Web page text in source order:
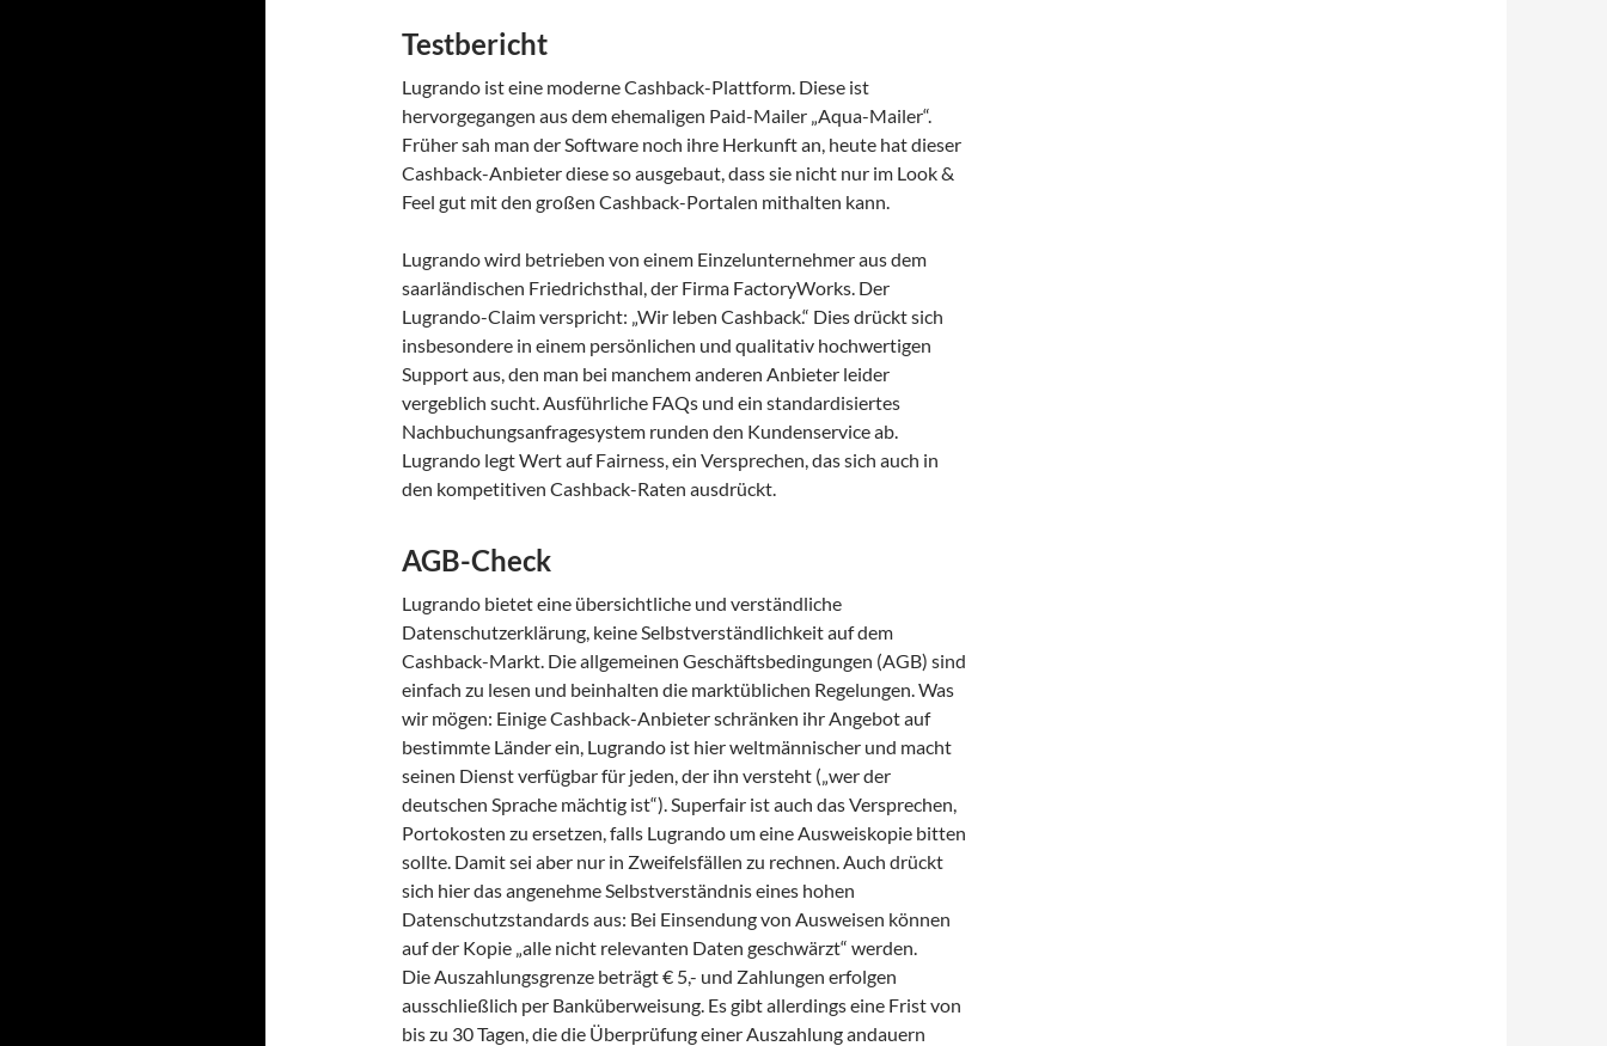
Testbericht
Lugrando ist eine moderne Cashback-Plattform. Diese ist
hervorgegangen aus dem ehemaligen Paid-Mailer „Aqua-Mailer“.
Früher sah man der Software noch ihre Herkunft an, heute hat dieser
Cashback-Anbieter diese so ausgebaut, dass sie nicht nur im Look &
Feel gut mit den großen Cashback-Portalen mithalten kann.
Lugrando wird betrieben von einem Einzelunternehmer aus dem
saarländischen Friedrichsthal, der Firma FactoryWorks. Der
Lugrando-Claim verspricht: „Wir leben Cashback.“ Dies drückt sich
insbesondere in einem persönlichen und qualitativ hochwertigen
Support aus, den man bei manchem anderen Anbieter leider
vergeblich sucht. Ausführliche FAQs und ein standardisiertes
Nachbuchungsanfragesystem runden den Kundenservice ab.
Lugrando legt Wert auf Fairness, ein Versprechen, das sich auch in
den kompetitiven Cashback-Raten ausdrückt.
AGB-Check
Lugrando bietet eine übersichtliche und verständliche
Datenschutzerklärung, keine Selbstverständlichkeit auf dem
Cashback-Markt. Die allgemeinen Geschäftsbedingungen (AGB) sind
einfach zu lesen und beinhalten die marktüblichen Regelungen. Was
wir mögen: Einige Cashback-Anbieter schränken ihr Angebot auf
bestimmte Länder ein, Lugrando ist hier weltmännischer und macht
seinen Dienst verfügbar für jeden, der ihn versteht („wer der
deutschen Sprache mächtig ist“). Superfair ist auch das Versprechen,
Portokosten zu ersetzen, falls Lugrando um eine Ausweiskopie bitten
sollte. Damit sei aber nur in Zweifelsfällen zu rechnen. Auch drückt
sich hier das angenehme Selbstverständnis eines hohen
Datenschutzstandards aus: Bei Einsendung von Ausweisen können
auf der Kopie „alle nicht relevanten Daten geschwärzt“ werden.
Die Auszahlungsgrenze beträgt € 5,- und Zahlungen erfolgen
ausschließlich per Banküberweisung. Es gibt allerdings eine Frist von
bis zu 30 Tagen, die die Überprüfung einer Auszahlung andauern